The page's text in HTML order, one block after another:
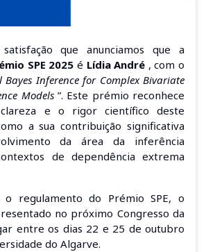
que anunciamos que a
SPE 2025 é Lídia André , com o
Bayes Inference for Complex Bivariate
Models”. Este prémio reconhece
e o rigor científico deste
a sua contribuição significativa
da área da inferência
de dependência extrema
o regulamento do PrémioSPE, o
no próximo Congresso da
entre os dias 22 e 25 de outubro
do Algarve.